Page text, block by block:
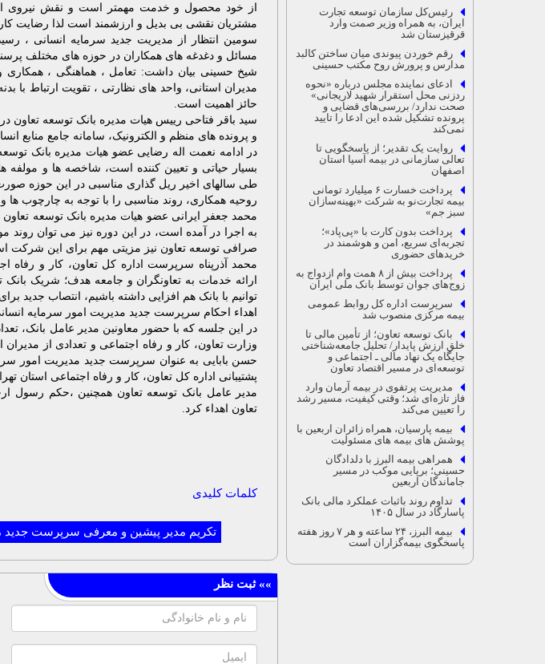
از خود محصول و خدمت مهمتر است و نقش نیروی
مشتریان نقشی بی بدیل و ارزشمند است لذا رضایت
سومین انتظار از مدیریت جدید سرمایه انسانی ،
مسائل و دغدغه های همکاران در حوزه های مختلف
شیخ حسینی بیان داشت: تعامل ، هماهنگی ، همکاری و
مدیران استانی، واحد های نظارتی ، تقویت ارتباط
حائز اهمیت است.
سید باقر فتاحی رییس هیات مدیره بانک توسعه تعاون
و پرونده های منظم و الکترونیک، سامانه جامع منابع
در ادامه نعمت اله رضایی عضو هیات مدیره بانک
بسیار حیاتی و تعیین کننده است، شاخصه ها و
طی سالهای اخیر ریل گذاری مناسبی در این حوزه صورت
روحیه همکاری، روند مناسبی را با توجه به چارچوب ها و
محمد جعفر ایرانی عضو هیات مدیره بانک توسعه
به اجرا در آمده است، در این دوره نیز می توان روند
صرافی توسعه تعاون نیز مزیتی مهم برای این شرکت
محمد آذرپناه سرپرست اداره کل تعاون، کار و
ارائه خدمات به تعاونگران و جامعه هدف؛ شریک بانک
توانیم با بانک هم افزایی داشته باشیم، انتصاب جدید
اهداء احکام سرپرست جدید مدیریت امور سرمایه
در این جلسه که با حضور معاونین مدیر عامل بانک،
وزارت تعاون، کار و رفاه اجتماعی و تعدادی از
حسن بابایی به عنوان سرپرست جدید مدیریت امور
پشتیبانی اداره کل تعاون، کار و رفاه اجتماعی استان
مدیر عامل بانک توسعه تعاون همچنین ،حکم رسول
تعاون اهداء کرد.
کلمات کلیدی
تکریم مدیر پیشین و معرفی سرپرست جدید
رئیس‌کل سازمان توسعه تجارت
ایران، به همراه وزیر صمت وارد
قرقیزستان شد
رقم خوردن پیوندی میان ساختن کالبد
مدارس و پرورش روح مکتب حسینی
ادعای نماینده مجلس درباره «نحوه
ردزنی محل استقرار شهید لاریجانی»
صحت ندارد/ بررسی‌های قضایی و
پرونده تشکیل شده این ادعا را تایید
نمی‌کند
روایت یک تقدیر؛ از پاسخگویی تا
تعالی سازمانی در بیمه آسیا استان
اصفهان
پرداخت خسارت ۶ میلیارد تومانی
بیمه تجارت‌نو به شرکت «بهینه‌سازان
سبز جم»
پرداخت بدون کارت با «پی‌پاد»؛
تجربه‌ای سریع، امن و هوشمند در
خریدهای حضوری
پرداخت بیش از ۸ همت وام ازدواج به
زوج‌های جوان توسط بانک ملی ایران
سرپرست اداره کل روابط عمومی
بیمه مرکزی منصوب شد
بانک توسعه تعاون؛ از تأمین مالی تا
خلق ارزش پایدار/ تحلیل جامعه‌شناختی
جایگاه یک نهاد مالی ـ اجتماعی و
توسعه‌ای در مسیر اقتصاد تعاون
مدیریت پرتفوی در بیمه آرمان وارد
فاز تازه‌ای شد؛ وقتی کیفیت، مسیر رشد
را تعیین می‌کند
بیمه پارسیان، همراه زائران اربعین با
پوشش های بیمه های مسئولیت
همراهی بیمه البرز با دلدادگان
حسینی؛ برپایی موکب در مسیر
جاماندگان اربعین
تداوم روند باثبات عملکرد مالی بانک
پاسارگاد در سال ۱۴۰۵
بیمه البرز، ۲۴ ساعته و هر ۷ روز هفته
پاسخگوی بیمه‌گزاران است